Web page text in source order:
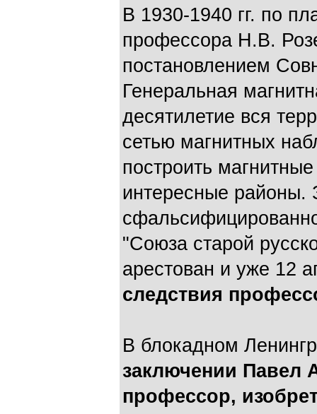
В 1930-1940 гг. по
профессора Н.В.
постановлением
Генеральная
десятилетие вся
сетью магнитных
построить
интересные районы.
"Союза старой
арестован и уже 12
следствия
В блокадном
заключении Павел
профессор,